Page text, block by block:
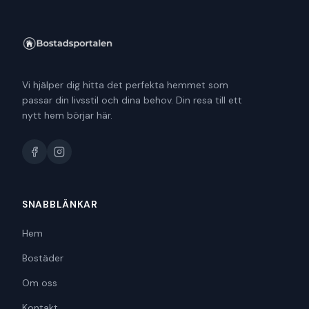
Vi hjälper dig hitta det perfekta hemmet som
passar din livsstil och dina behov. Din resa till ett
nytt hem börjar här.
SNABBLÄNKAR
Hem
Bostäder
Om oss